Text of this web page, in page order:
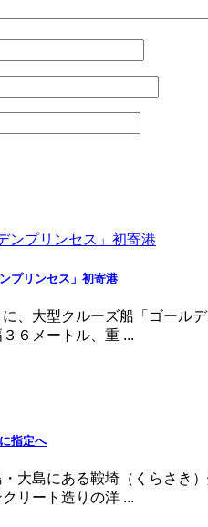
プリンセス」初寄港
、大型クルーズ船「ゴール
６メートル、重 ...
指定へ
大島にある鞍埼（くらさき
リート造りの洋 ...